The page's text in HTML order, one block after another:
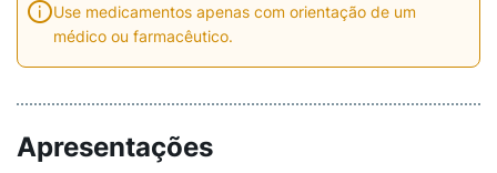
Use medicamentos apenas com orientação de um
médico ou farmacêutico.
Apresentações